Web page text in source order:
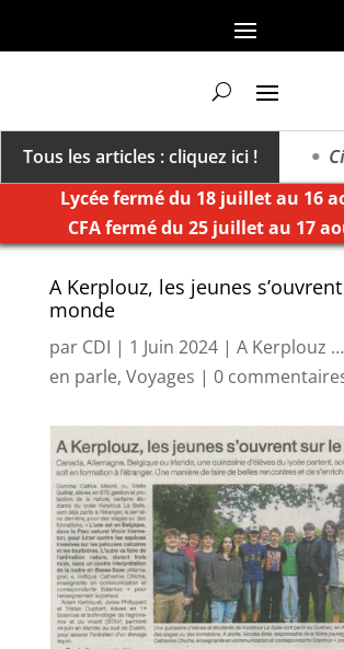
Tous les articles : cliquez ici !
vers un millésime des extrêmes »
Lycée fermé du 18 juillet au 16
CFA fermé du 25 juillet au 17
A Kerplouz, les jeunes
monde
par CDI | 1 Juin 2024| A Kerplouz …
en parle, Voyages | 0